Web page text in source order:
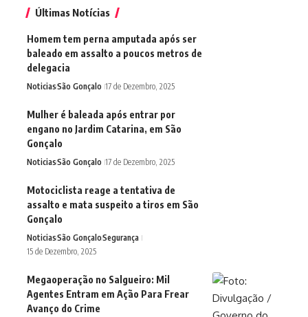
Últimas Notícias
Homem tem perna amputada após ser
baleado em assalto a poucos metros de
delegacia
NoticiasSão Gonçalo 17 de Dezembro, 2025
Mulher é baleada após entrar por
engano no Jardim Catarina, em São
Gonçalo
NoticiasSão Gonçalo 17 de Dezembro, 2025
Motociclista reage a tentativa de
assalto e mata suspeito a tiros em São
Gonçalo
NoticiasSão GonçaloSegurança
15 de Dezembro, 2025
Megaoperação no Salgueiro: Mil
Agentes Entram em Ação Para Frear
Avanço do Crime